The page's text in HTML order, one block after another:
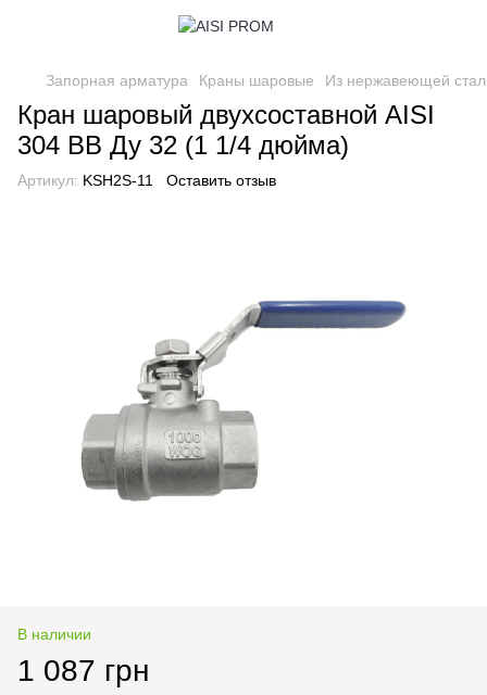
Запорная арматура Краны шаровые Из нержавеющей
Кран шаровый двухсоставной AISI
304 ВВ Ду 32 (1 1/4 дюйма)
Артикул: KSH2S-11 Оставить отзыв
В наличии
1 087 грн